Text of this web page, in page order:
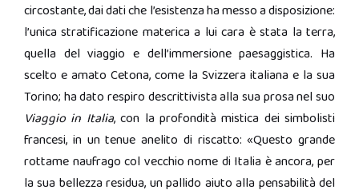
circostante, dai dati che l’esistenza ha messo a disposizione:
l’unica stratificazione materica a lui cara è stata la terra,
quella del viaggio e dell’immersione paesaggistica. Ha
scelto e amato Cetona, come la Svizzera italiana e la sua
Torino; ha dato respiro descrittivista alla sua prosa nel suo
Viaggio in Italia, con la profondità mistica dei simbolisti
francesi, in un tenue anelito di riscatto: «Questo grande
rottame naufrago col vecchio nome di Italia è ancora, per
la sua bellezza residua, un pallido aiuto alla pensabilità del